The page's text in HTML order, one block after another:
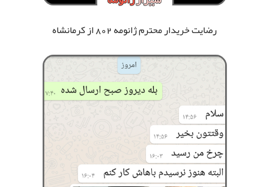
رضایت خریدار محترم ژانومه 802 از کرمانشاه